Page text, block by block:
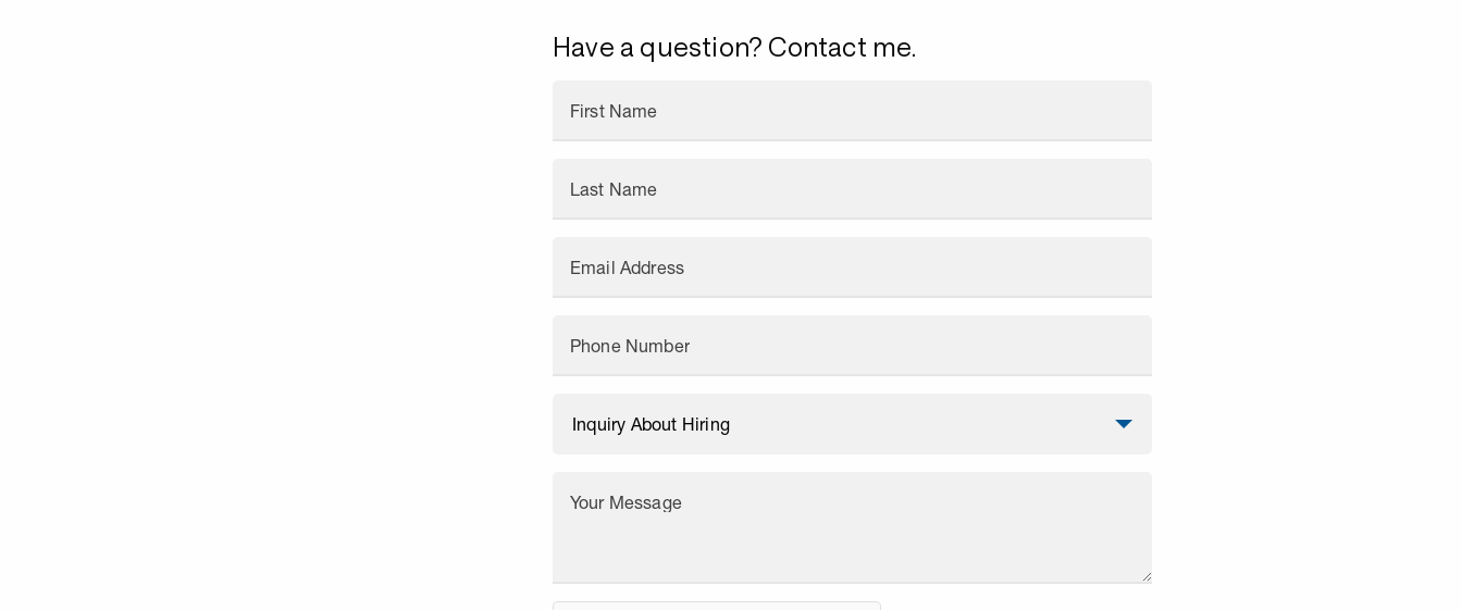
Have a question? Contact me.
First Name
Last Name
Email Address
Phone Number
Your Message